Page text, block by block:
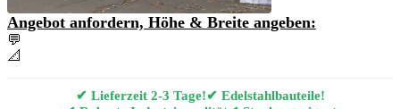
Angebot anfordern, Höhe & Breite angeben:
💬
📐
✔ Lieferzeit 2-3 Tage!✔ Edelstahlbauteile!